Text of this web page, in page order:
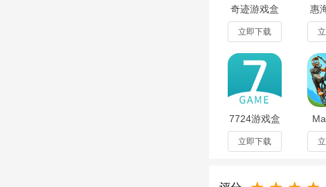
1、在游戏中建造 建筑
2、玩家需要在游戏中
3、游戏中有很多种任
奇迹游戏盒
子最新版
v1.0.5手机
版
立即下载
惠
戏
官
7724游戏盒
app最新版
v4.7.004手
机版
立即下载
自
赛